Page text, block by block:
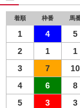
着順 枠番 馬
1 4 5
2
1 1
3
7 10
4
6 8
5
3 3